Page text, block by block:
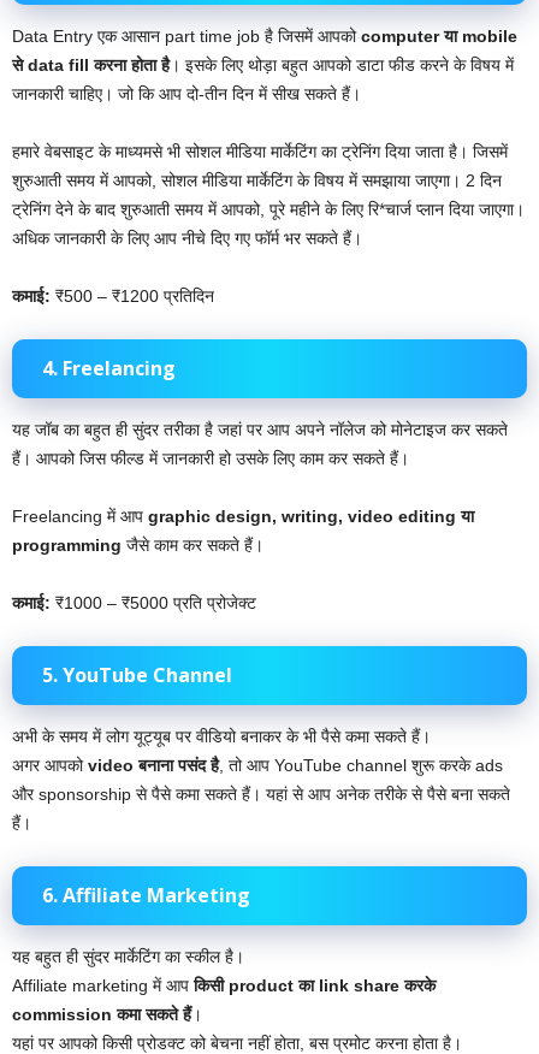
Data Entry एक आसान part time job है जिसमें आपकोcomputer या mobile
से data fill करना होता है। इसके लिए थोड़ा बहुत आपको डाटा फीड करने के विषय में
जानकारी चाहिए। जो कि आप दो-तीन दिन में सीख सकते हैं।
हमारे वेबसाइट के माध्यमसे भी सोशल मीडिया मार्केटिंग का ट्रेनिंग दिया जाता है। जिसमें
शुरुआती समय में आपको, सोशल मीडिया मार्केटिंग के विषय में समझाया जाएगा। 2 दिन
ट्रेनिंग देने के बाद शुरुआती समय में आपको, पूरे महीने के लिए रि*चार्ज प्लान दिया जाएगा।
अधिक जानकारी के लिए आप नीचे दिए गए फॉर्म भर सकते हैं।
कमाई: ₹500 – ₹1200 प्रतिदिन
4. Freelancing
यह जॉब का बहुत ही सुंदर तरीका है जहां पर आप अपने नॉलेज को मोनेटाइज कर सकते
हैं। आपको जिस फील्ड में जानकारी हो उसके लिए काम कर सकते हैं।
Freelancing में आप graphic design, writing, video editing या
programming जैसे काम कर सकते हैं।
कमाई: ₹1000 – ₹5000 प्रति प्रोजेक्ट
5. YouTube Channel
अभी के समय में लोग यूट्यूब पर वीडियो बनाकर के भी पैसे कमा सकते हैं।
अगर आपकोvideo बनाना पसंद है, तो आप YouTube channel शुरू करके ads
और sponsorship से पैसे कमा सकते हैं। यहां से आप अनेक तरीके से पैसे बना सकते
हैं।
6. Affiliate Marketing
यह बहुत ही सुंदर मार्केटिंग का स्कील है।
Affiliate marketing में आपकिसी product का link share करके
commission कमा सकते हैं।
यहां पर आपको किसी प्रोडक्ट को बेचना नहीं होता, बस प्रमोट करना होता है।